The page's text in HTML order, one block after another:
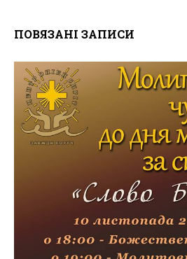
b
o
o
k
er
e
ПОВЯЗАНІ ЗАПИСИ